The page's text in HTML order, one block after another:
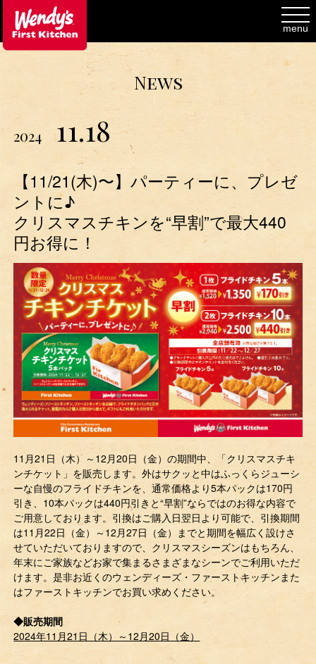
menu
News
2024 11.18
【11/21(木)〜】パーティーに、プレゼ
ントに♪
クリスマスチキンを“早割”で最大440
円お得に！
11月21日（木）～12月20日（金）の期間中、「クリスマスチキ
ンチケット」を販売します。外はサクッと中はふっくらジューシ
ーな自慢のフライドチキンを、通常価格より5本パックは170円
引き、10本パックは440円引きと“早割”ならではのお得な内容で
ご用意しております。引換はご購入日翌日より可能で、引換期間
は11月22日（金）～12月27日（金）までと期間を幅広く設けさ
せていただいておりますので、クリスマスシーズンはもちろん、
年末にご家族などお家で集まるさまざまなシーンでご利用いただ
けます。是非お近くのウェンディーズ・ファーストキッチンまた
はファーストキッチンでお買い求めください。
◆販売期間
2024年11月21日（木）～12月20日（金）